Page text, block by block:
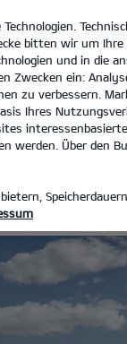
KIA-
bitten wir um Ihre
und in die
Zwecken ein:
zu verbessern.
Ihres
Über den